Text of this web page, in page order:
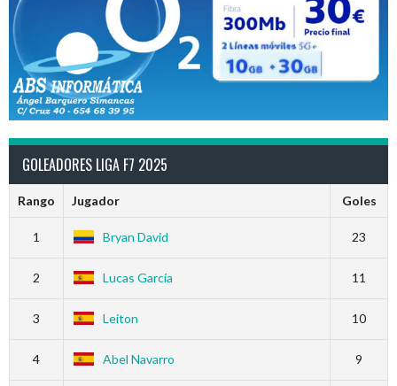
GOLEADORES LIGA F7 2025
Rango Jugador Goles
1 Bryan David 23
2 Lucas García 11
3 Leiton 10
4 Abel Navarro 9